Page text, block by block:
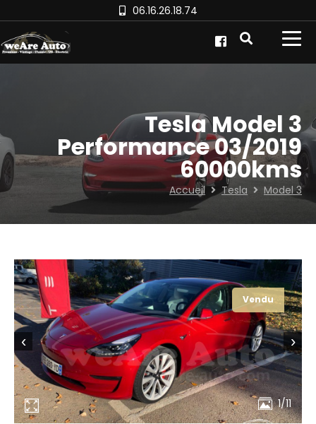
06.16.26.18.74
Tesla Model 3
Performance 03/2019
60000kms
Accueil Tesla Model 3
Vendu
1/11
‹ ›